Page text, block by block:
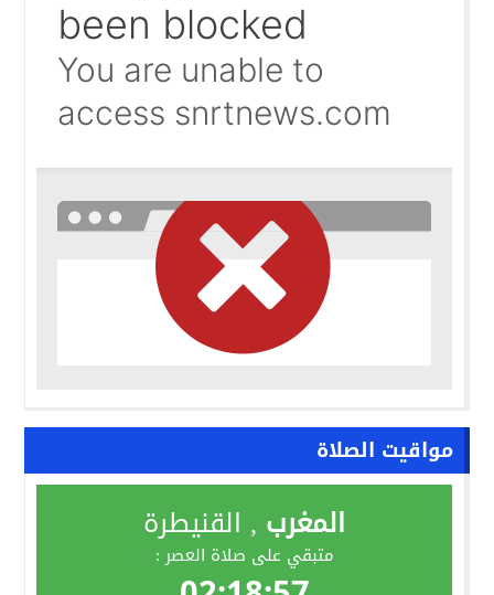
واشنطن تفتح ملف المينورسو من العيون..
غضب تونسي في وجه تبون.. رسالة نارية ترفض «الوصاية
مواقيت الصلاة